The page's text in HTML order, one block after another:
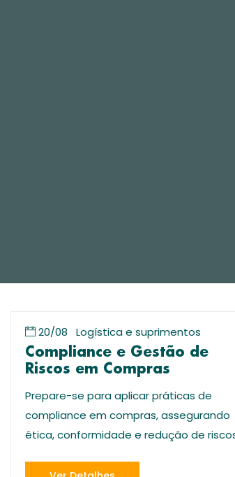
20/08 Logística e suprimentos
Compliance e Gestão de
Riscos em Compras
Prepare-se para aplicar práticas de
compliance em compras, assegurando
ética, conformidade e redução de